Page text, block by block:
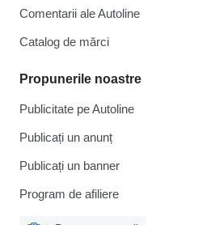
Comentarii ale Autoline
Catalog de mărcі
Propunerile noastre
Publicitate pe Autoline
Publicați un anunț
Publicați un banner
Program de afiliere